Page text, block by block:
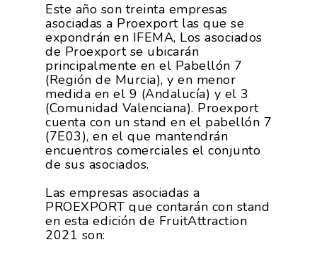
Este año son treinta empresas
asociadas a Proexport las que se
expondrán en IFEMA, Los asociados
de Proexport se ubicarán
principalmente en el Pabellón 7
(Región de Murcia), y en menor
medida en el 9 (Andalucía) y el 3
(Comunidad Valenciana). Proexport
cuenta con un stand en el pabellón 7
(7E03), en el que mantendrán
encuentros comerciales el conjunto
de sus asociados.
Las empresas asociadas a
PROEXPORT que contarán con stand
en esta edición de FruitAttraction
2021 son: